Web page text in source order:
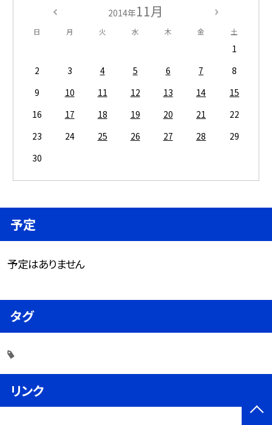
2014年11月
日 月 火 水 木 金 土
1
2
3 4 5 6 7
8
9
10 11 12 13 14
15
16
17 18 19 20 21
22
23
24 25 26 27 28
29
30
予定
予定はありません
タグ
リンク